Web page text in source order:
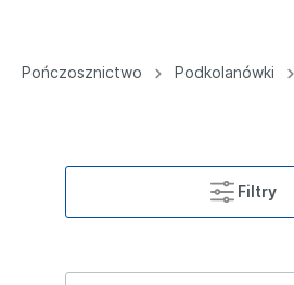
Pończosznictwo Podkolanówki
Filtry